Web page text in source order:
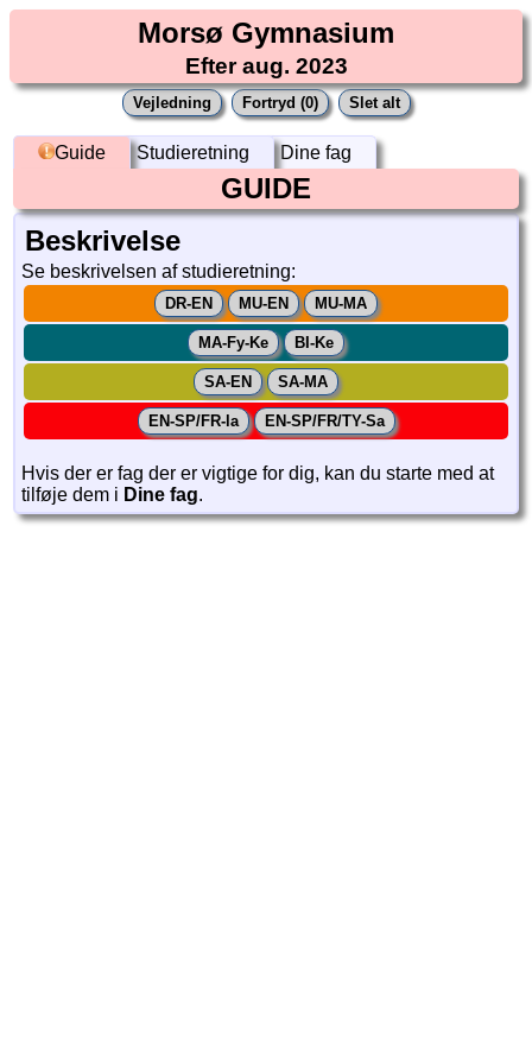
Morsø Gymnasium
Efter aug. 2023
Guide Studieretning Dine fag
GUIDE
Beskrivelse
Se beskrivelsen af studieretning:
Hvis der er fag der er vigtige for dig, kan du starte med at
tilføje dem i Dine fag.